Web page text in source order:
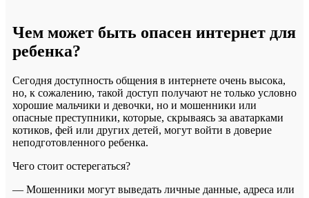
Чем может быть опасен интернет для
ребенка?
Сегодня доступность общения в интернете очень высока,
но, к сожалению, такой доступ получают не только условно
хорошие мальчики и девочки, но и мошенники или
опасные преступники, которые, скрываясь за аватарками
котиков, фей или других детей, могут войти в доверие
неподготовленного ребенка.
Чего стоит остерегаться?
— Мошенники могут выведать личные данные, адреса или